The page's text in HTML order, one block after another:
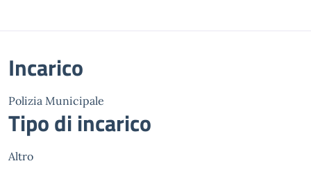
Incarico
Polizia Municipale
Tipo di incarico
Altro